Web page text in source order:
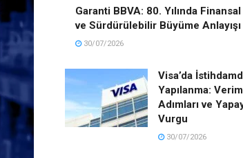
Garanti BBVA: 80. Yılında Finansal
ve Sürdürülebilir Büyüme Anlayışı
30/07/2026
Visa’da
Yapılanma:
Adımları ve
Vurgu
30/07/2026